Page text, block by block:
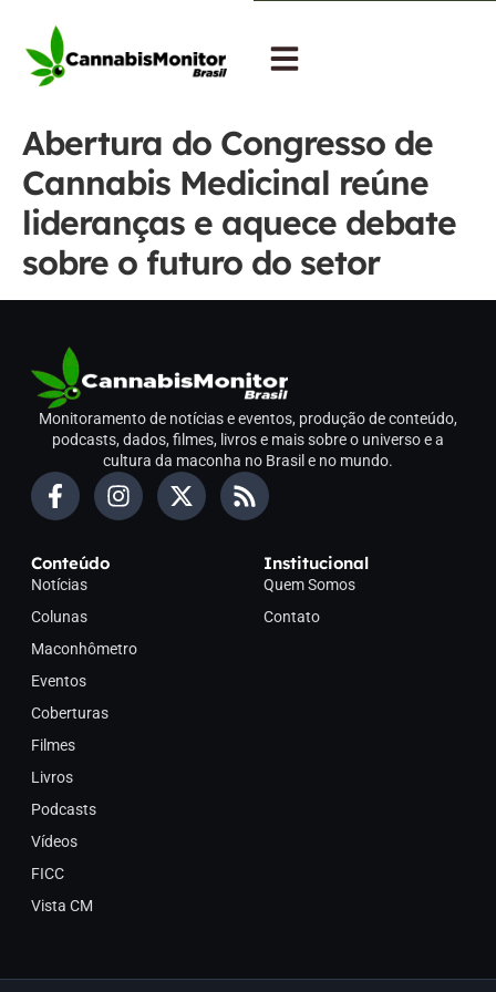
Abertura do Congresso de
Cannabis Medicinal reúne
lideranças e aquece debate
sobre o futuro do setor
Monitoramento de notícias e eventos, produção de conteúdo,
podcasts, dados, filmes, livros e mais sobre o universo e a
cultura da maconha no Brasil e no mundo.
Conteúdo
Notícias
Colunas
Maconhômetro
Eventos
Coberturas
Filmes
Livros
Podcasts
Vídeos
FICC
Vista CM
Institucional
Quem Somos
Contato